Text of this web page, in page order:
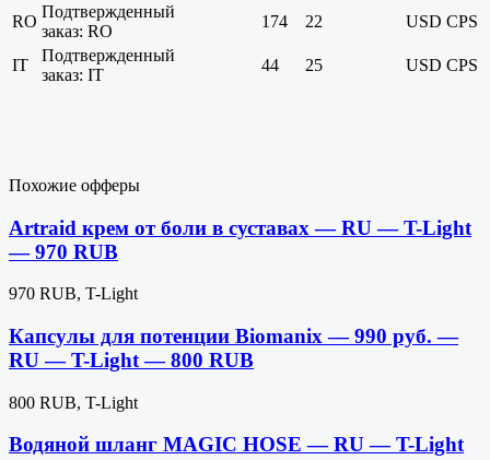
RO
Подтвержденный
заказ: RO
174 22 USD CPS
IT
Подтвержденный
заказ: IT
44 25 USD CPS
Похожие офферы
Artraid крем от боли в суставах — RU — T-Light
— 970 RUB
970 RUB, T-Light
Капсулы для потенции Biomanix — 990 руб. —
RU — T-Light — 800 RUB
800 RUB, T-Light
Водяной шланг MAGIC HOSE — RU — T-Light